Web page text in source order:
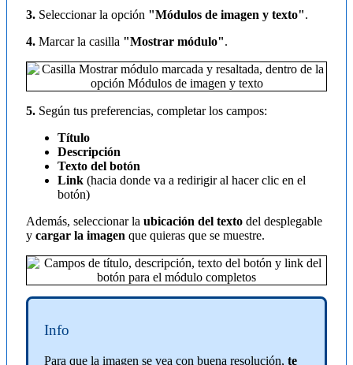
3. Seleccionar la opción "Módulos de imagen y texto".
4. Marcar la casilla "Mostrar módulo".
5. Según tus preferencias, completar los campos:
Título
Descripción
Texto del botón
Link (hacia donde va a redirigir al hacer clic en el
botón)
Además, seleccionar la ubicación del texto del desplegable
y cargar la imagen que quieras que se muestre.
Info
Para que la imagen se vea con buena resolución, te